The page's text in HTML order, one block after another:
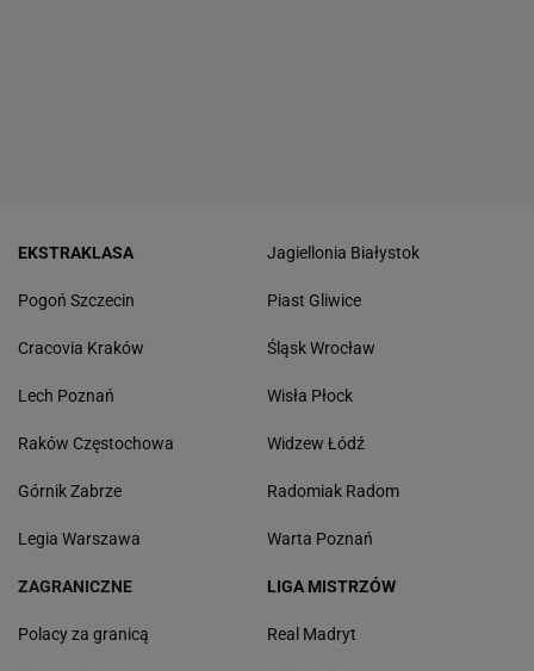
EKSTRAKLASA
Pogoń Szczecin
Cracovia Kraków
Lech Poznań
Raków Częstochowa
Górnik Zabrze
Legia Warszawa
Jagiellonia Białystok
Piast Gliwice
Śląsk Wrocław
Wisła Płock
Widzew Łódź
Radomiak Radom
Warta Poznań
ZAGRANICZNE
Polacy za granicą
LIGA MISTRZÓW
Real Madryt